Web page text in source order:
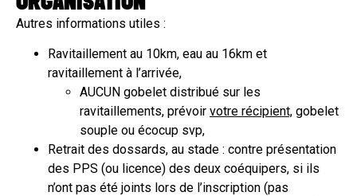
Autres informations utiles :
Ravitaillement au 10km, eau au 16km et
ravitaillement à l’arrivée,
AUCUN gobelet distribué sur les
ravitaillements, prévoir votre récipient, gobelet
souple ou écocup svp,
Retrait des dossards, au stade : contre présentation
des PPS (ou licence) des deux coéquipers, si ils
n’ont pas été joints lors de l’inscription (pas